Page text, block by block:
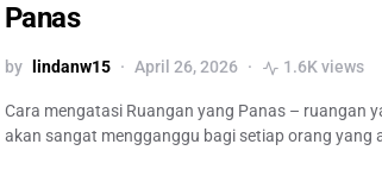
Panas
by lindanw15 April 26, 2026 1.6K views
Cara mengatasi Ruangan yang Panas – ruangan
akan sangat mengganggu bagi setiap orang yang